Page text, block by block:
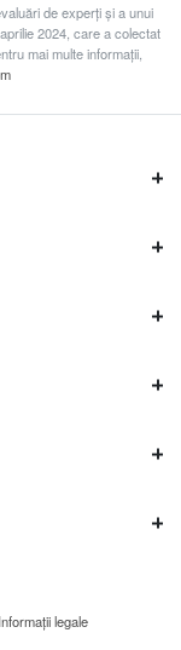
de experți și a unui
2024, care a colectat
mai multe informații,
Informații legale